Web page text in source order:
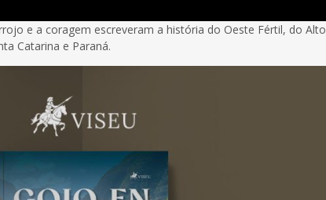
e a coragem escreveram a história do Oeste Fértil, do Alto
Catarina e Paraná.